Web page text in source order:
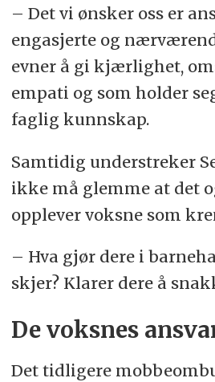
– Det vi ønsker oss er
engasjerte og
evner å gi kjærlighet,
empati og som holder
faglig kunnskap.
Samtidig understreker
ikke må glemme at det
opplever voksne som
– Hva gjør dere i
skjer? Klarer dere å
De voksnes
Det tidligere